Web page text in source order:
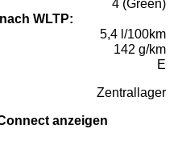
4 (Green)
WLTP:
5,4 l/100km
142 g/km
E
Zentrallager
anzeigen